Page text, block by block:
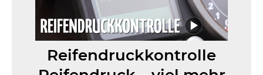
Reifendruckkontrolle